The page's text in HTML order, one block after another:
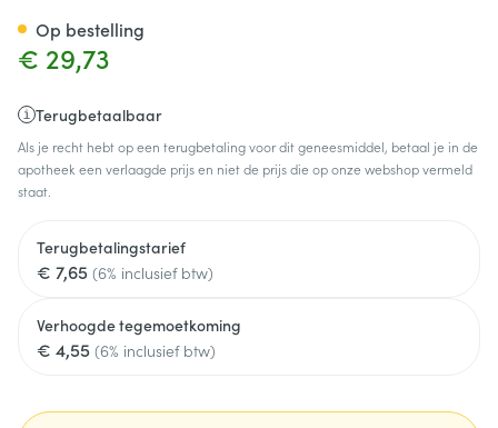
€ 29,73
Terugbetaalbaar
Als je recht hebt op een terugbetaling voor dit geneesmiddel, betaal je in de
apotheek een verlaagde prijs en niet de prijs die op onze webshop vermeld
staat.
Terugbetalingstarief
€ 7,65 (6% inclusief btw)
Verhoogde tegemoetkoming
€ 4,55 (6% inclusief btw)
Op bestelling